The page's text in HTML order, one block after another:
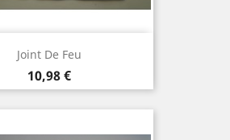
Joint De Feu
Prix
10,98 €